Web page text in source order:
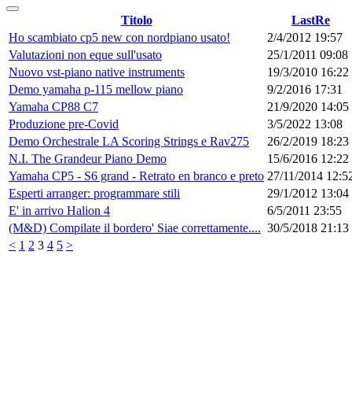
Titolo LastRe
< 1 2 3 4 5 >
Ho scambiato cp5 new con nordpiano usato!
2/4/2012 19:57
Valutazioni non eque sull'usato
25/1/2011 09:08
Nuovo vst-piano native instruments
19/3/2010 16:22
Demo yamaha p-115 mellow piano
9/2/2016 17:31
Yamaha CP88 C7
21/9/2020 14:05
Produzione pre-Covid
3/5/2022 13:08
Demo Orchestrale LA Scoring Strings e Rav275
26/2/2019 18:23
N.I. The Grandeur Piano Demo
15/6/2016 12:22
Yamaha CP5 - S6 grand - Retrato en branco e preto 27/11/2014
Esperti arranger: programmare stili
29/1/2012 13:04
E' in arrivo Halion 4
6/5/2011 23:55
(M&D) Compilate il bordero' Siae correttamente.... 30/5/2018 21:13